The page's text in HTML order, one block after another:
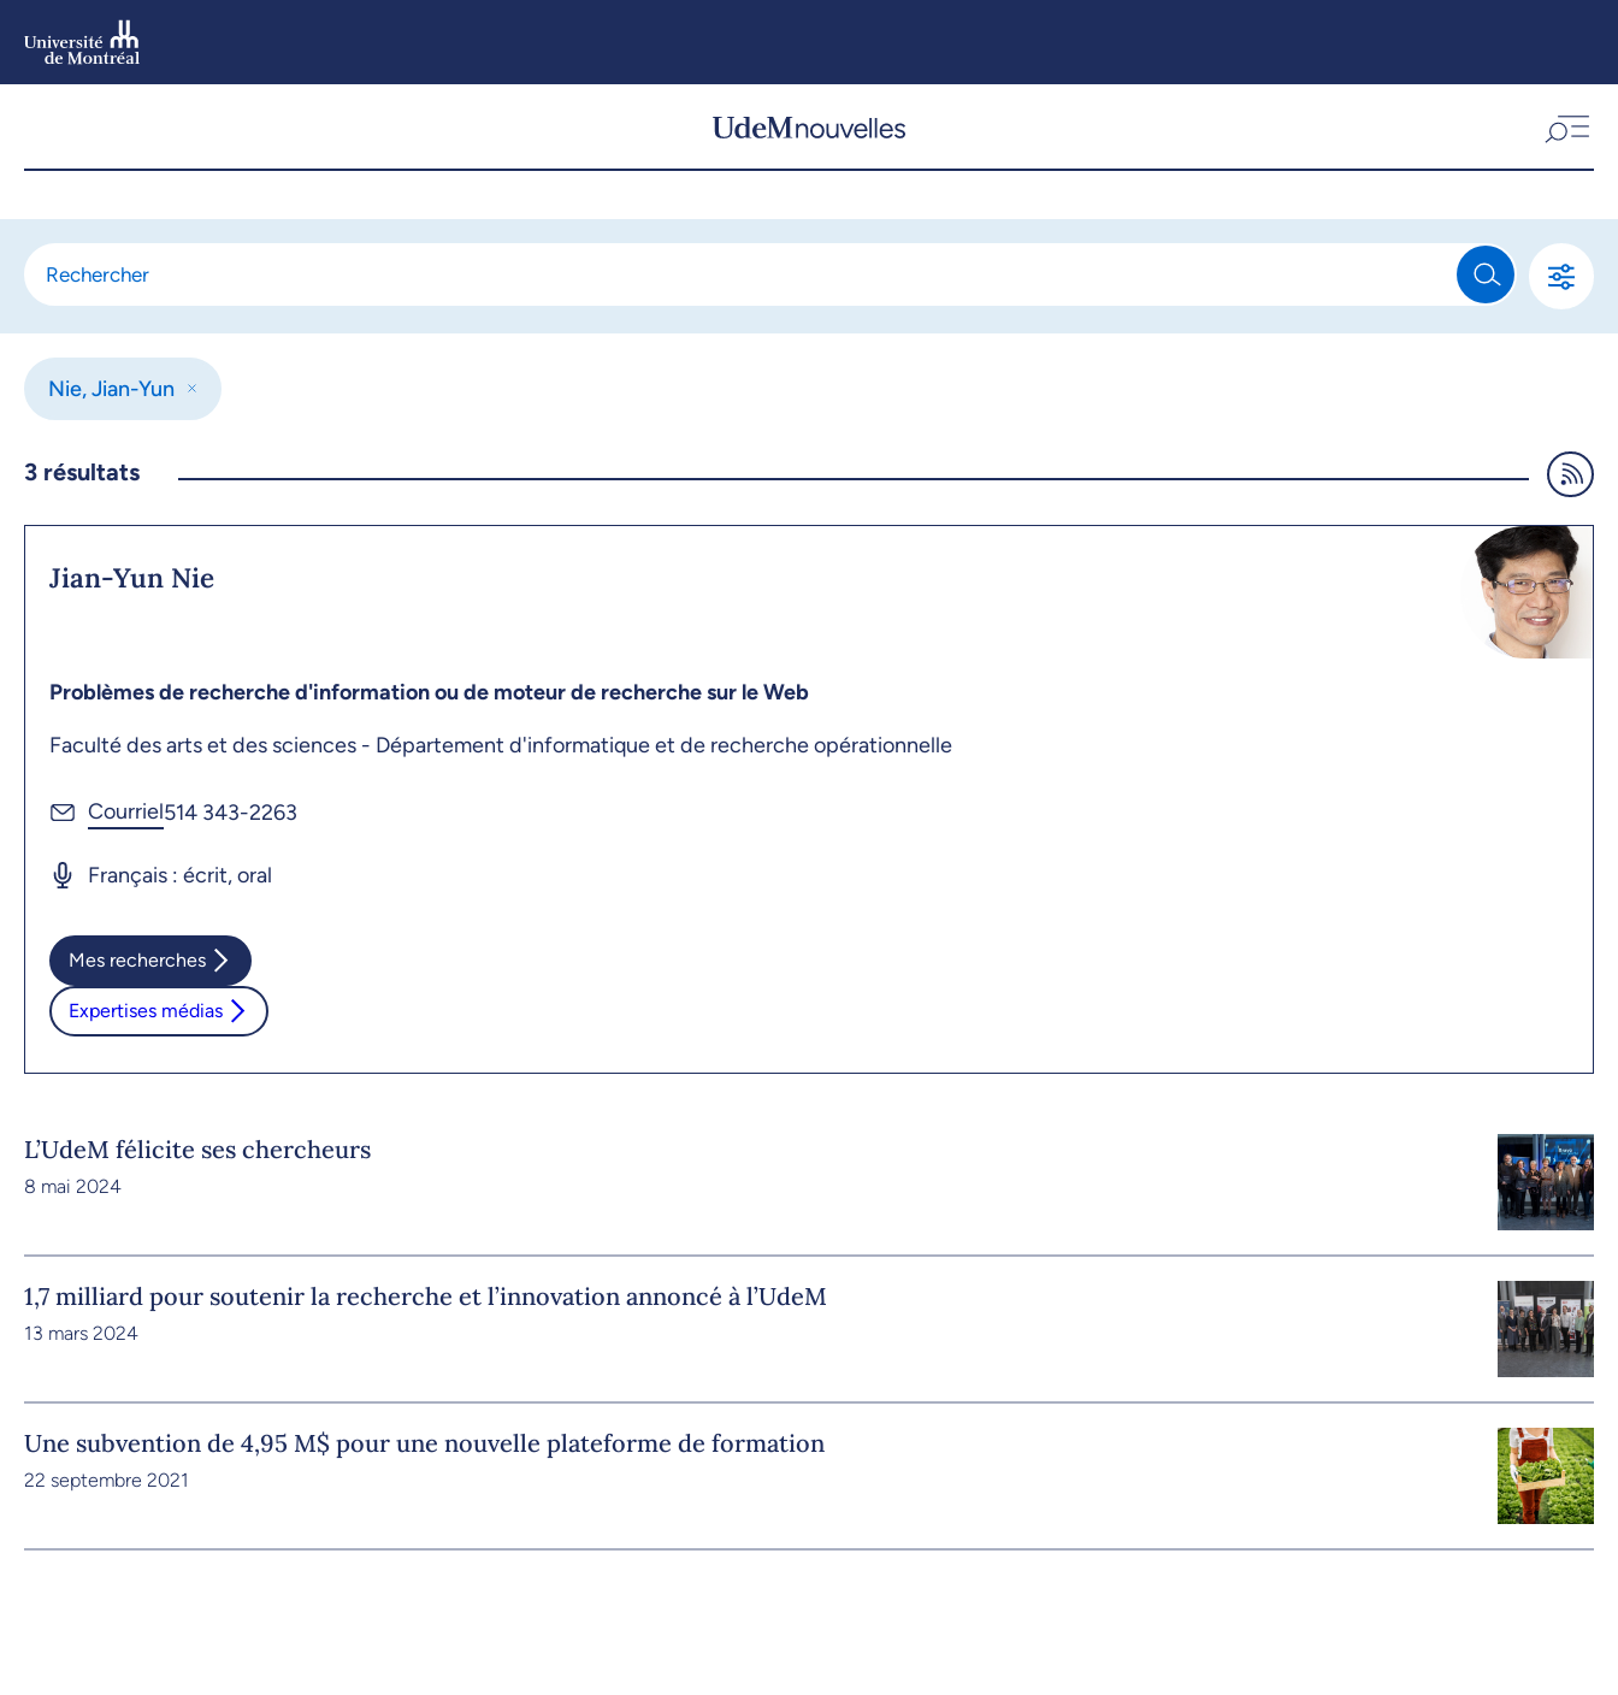
Nie, Jian-Yun
3 résultats
Jian-Yun Nie
Problèmes de recherche d'information ou de moteur de recherche sur le Web
Faculté des arts et des sciences - Département d'informatique et de recherche opérationnelle
514 343-2263
Français : écrit, oral
Mes recherches
Expertises médias
L’UdeM félicite ses chercheurs
8 mai 2024
1,7 milliard pour soutenir la recherche et l’innovation annoncé à l’UdeM
13 mars 2024
Une subvention de 4,95 M$ pour une nouvelle plateforme de formation
22 septembre 2021